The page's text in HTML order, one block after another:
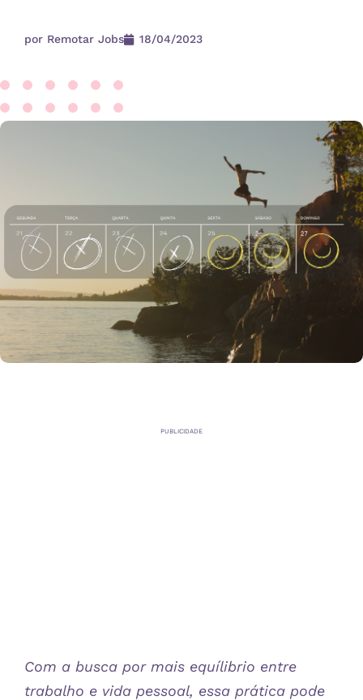
por Remotar Jobs 18/04/2023
PUBLICIDADE
Com a busca por mais equílibrio entre
trabalho e vida pessoal, essa prática pode